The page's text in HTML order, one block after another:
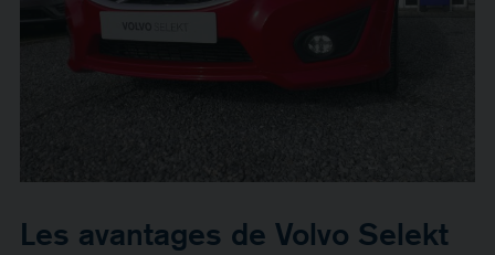
Les avantages de Volvo Selekt